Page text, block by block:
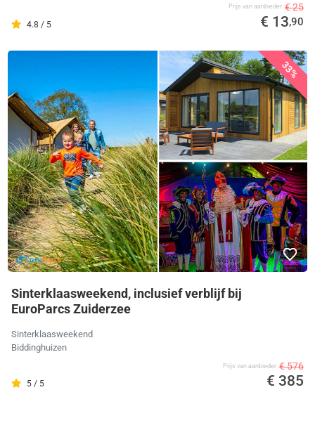
4.8 / 5
Prijs van aanbieder € 25
€ 13,90
33%
Sinterklaasweekend, inclusief verblijf bij
EuroParcs Zuiderzee
Sinterklaasweekend
Biddinghuizen
5 / 5
Prijs van aanbieder € 576
€ 385